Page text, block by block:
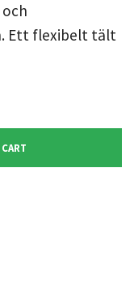
Ett flexibelt tält